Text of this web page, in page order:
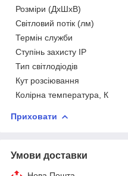
Розміри (ДхШхВ)
Світловий потік (лм)
Термін служби
Ступінь захисту IP
Тип світлодіодів
Кут розсіювання
Колірна температура, К
Приховати
Умови доставки